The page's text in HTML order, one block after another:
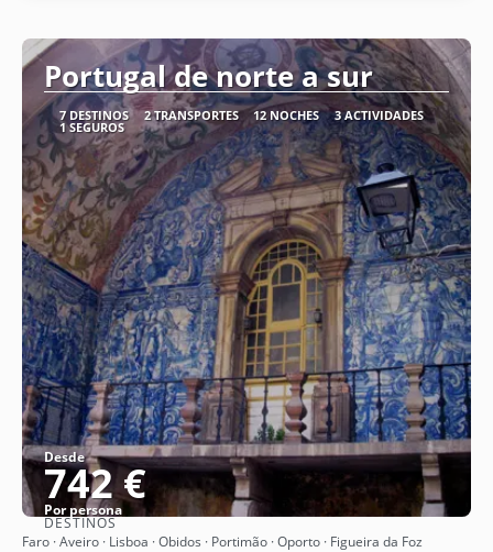
Portugal de norte a sur
7 DESTINOS 2 TRANSPORTES 12 NOCHES 3 ACTIVIDADES
1 SEGUROS
Desde
742 €
Por persona
Ver
DESTINOS
Faro · Aveiro · Lisboa · Obidos · Portimão · Oporto · Figueira da Foz